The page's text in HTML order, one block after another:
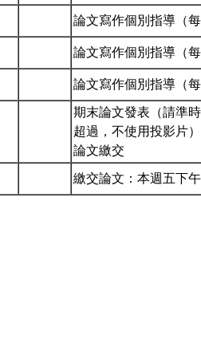
論文寫作個別指導（
論文寫作個別指導（
論文寫作個別指導（
期末論文發表（請準
超過，不使用投影片）
論文繳交
繳交論文：本週五下